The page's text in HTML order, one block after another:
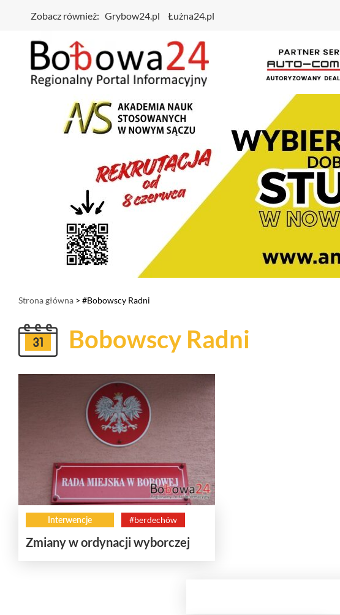
Zobacz również: Grybow24.pl Łużna24.pl
Strona główna > #Bobowscy Radni
Bobowscy Radni
Interwencje #berdechów
Zmiany w ordynacji wyborczej